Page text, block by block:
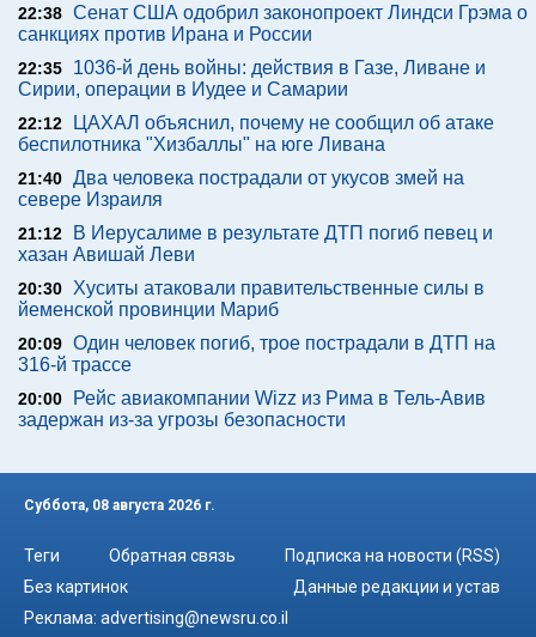
22:38 Сенат США одобрил законопроект Линдси Грэма о
санкциях против Ирана и России
22:35
1036-й день войны: действия в Газе, Ливане и
Сирии, операции в Иудее и Самарии
22:12
ЦАХАЛ объяснил, почему не сообщил об атаке
беспилотника "Хизбаллы" на юге Ливана
21:40 Два человека пострадали от укусов змей на
севере Израиля
21:12
В Иерусалиме в результате ДТП погиб певец и
хазан Авишай Леви
20:30
Хуситы атаковали правительственные силы в
йеменской провинции Мариб
20:09 Один человек погиб, трое пострадали в ДТП на
316-й трассе
20:00
Рейс авиакомпании Wizz из Рима в Тель-Авив
задержан из-за угрозы безопасности
Суббота, 08 августа 2026 г.
Теги Обратная связь
Подписка на новости (RSS)
Без картинок
Данные редакции и устав
Реклама: advertising@newsru.co.il